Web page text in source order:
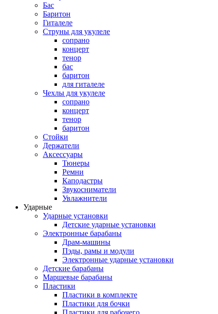
Бас
Баритон
Гиталеле
Струны для укулеле
сопрано
концерт
тенор
бас
баритон
для гиталеле
Чехлы для укулеле
сопрано
концерт
тенор
баритон
Стойки
Держатели
Аксессуары
Тюнеры
Ремни
Каподастры
Звукосниматели
Увлажнители
Ударные
Ударные установки
Детские ударные установки
Электронные барабаны
Драм-машины
Пэды, рамы и модули
Электронные ударные установки
Детские барабаны
Маршевые барабаны
Пластики
Пластики в комплекте
Пластики для бочки
Пластики для рабочего